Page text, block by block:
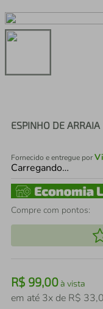
ESPINHO DE ARRAIA
Fornecido e entregue por
Carregando…
Compre com pontos:
R$ 99,00à vista
em até 3x de R$ 33,
2º cafeteira